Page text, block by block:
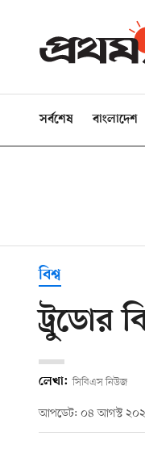
সর্বশেষ বাংলাদেশ
বিশ্ব
ট্রুডোর
লেখা: সিবিএস নিউজ
আপডেট: ০৪ আগস্ট